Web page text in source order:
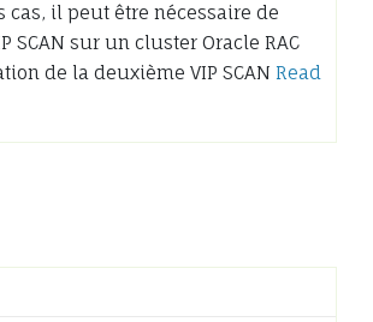
cas, il peut être nécessaire de
SCAN sur un cluster Oracle RAC
de la deuxième VIP SCAN Read